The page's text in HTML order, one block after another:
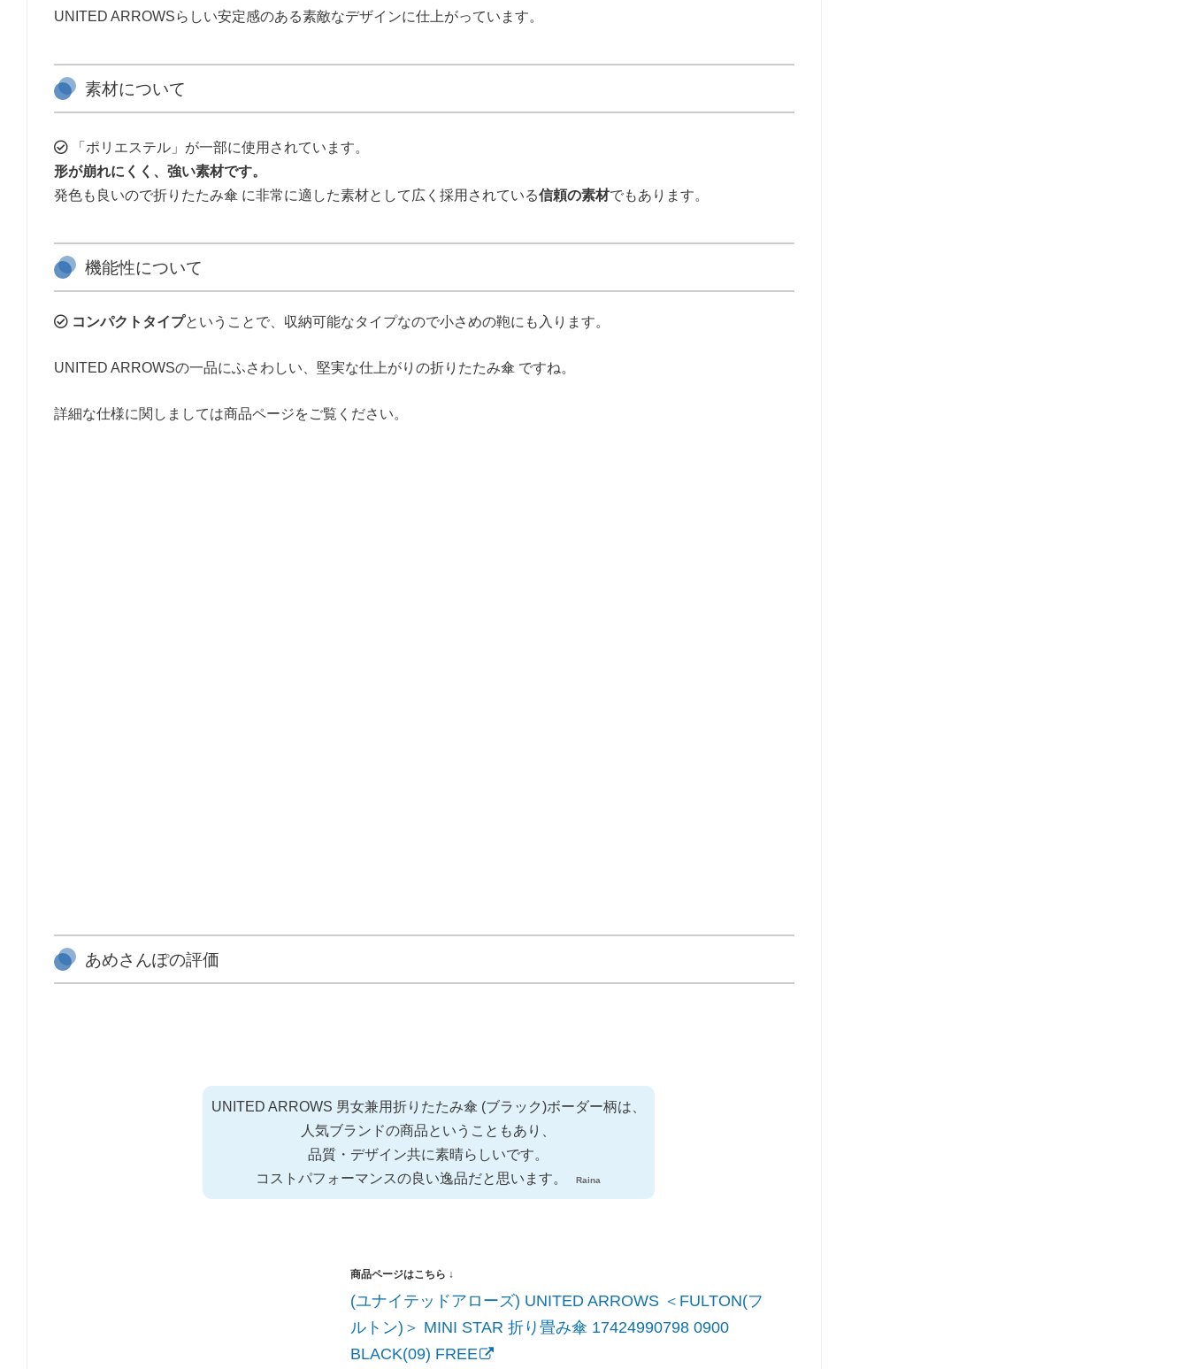
UNITED ARROWSらしい安定感のある素敵なデザインに仕上がっています。
素材について
「ポリエステル」が一部に使用されています。
形が崩れにくく、強い素材です。
発色も良いので折りたたみ傘 に非常に適した素材として広く採用されている信頼の素材でもあります。
機能性について
コンパクトタイプということで、収納可能なタイプなので小さめの鞄にも入ります。
UNITED ARROWSの一品にふさわしい、堅実な仕上がりの折りたたみ傘 ですね。
詳細な仕様に関しましては商品ページをご覧ください。
あめさんぽの評価
UNITED ARROWS 男女兼用折りたたみ傘 (ブラック)ボーダー柄は、
人気ブランドの商品ということもあり、
品質・デザイン共に素晴らしいです。
コストパフォーマンスの良い逸品だと思います。
Raina
(ユナイテッドアローズ) UNITED ARROWS ＜FULTON(フ
ルトン)＞ MINI STAR 折り畳み傘 17424990798 0900
BLACK(09) FREE